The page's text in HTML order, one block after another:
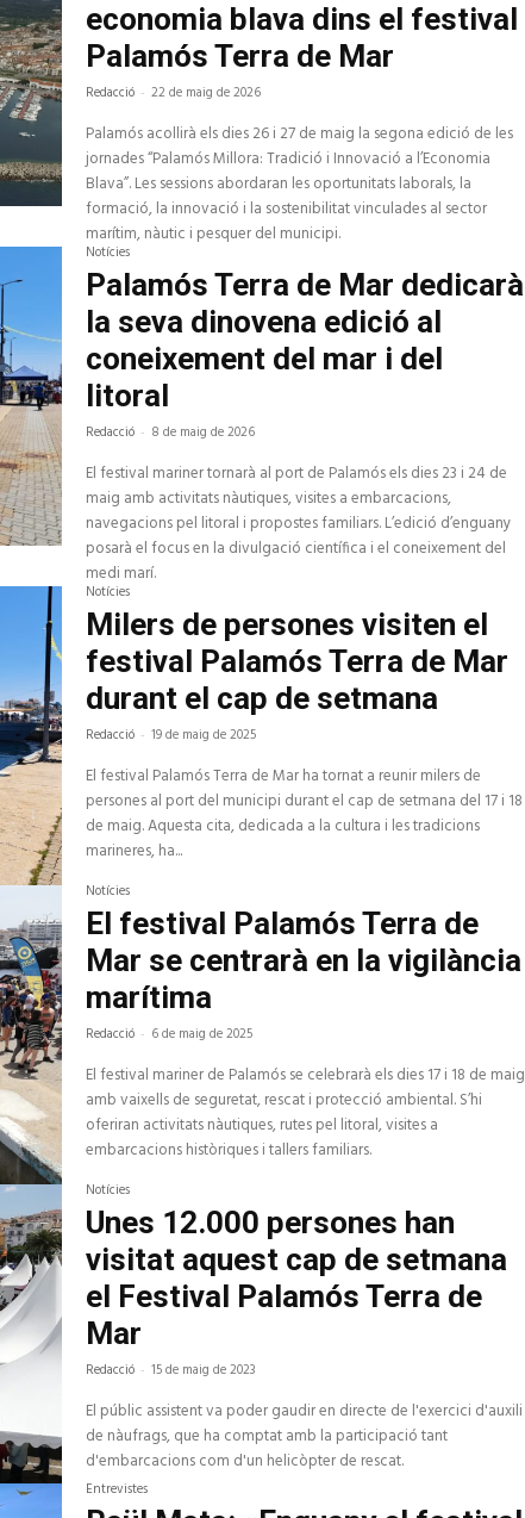
economia blava dins el festival
Palamós Terra de Mar
Redacció - 22 de maig de 2026
Palamós acollirà els dies 26 i 27 de maig la segona edició de les
jornades “Palamós Millora: Tradició i Innovació a l’Economia
Blava”. Les sessions abordaran les oportunitats laborals, la
formació, la innovació i la sostenibilitat vinculades al sector
marítim, nàutic i pesquer del municipi.
Notícies
Palamós Terra de Mar dedicarà
la seva dinovena edició al
coneixement del mar i del
litoral
Redacció - 8 de maig de 2026
El festival mariner tornarà al port de Palamós els dies 23 i 24 de
maig amb activitats nàutiques, visites a embarcacions,
navegacions pel litoral i propostes familiars. L’edició d’enguany
posarà el focus en la divulgació científica i el coneixement del
medi marí.
Notícies
Milers de persones visiten el
festival Palamós Terra de Mar
durant el cap de setmana
Redacció - 19 de maig de 2025
El festival Palamós Terra de Mar ha tornat a reunir milers de
persones al port del municipi durant el cap de setmana del 17 i 18
de maig. Aquesta cita, dedicada a la cultura i les tradicions
marineres, ha...
Notícies
El festival Palamós Terra de
Mar se centrarà en la vigilància
marítima
Redacció - 6 de maig de 2025
El festival mariner de Palamós se celebrarà els dies 17 i 18 de maig
amb vaixells de seguretat, rescat i protecció ambiental. S’hi
oferiran activitats nàutiques, rutes pel litoral, visites a
embarcacions històriques i tallers familiars.
Notícies
Unes 12.000 persones han
visitat aquest cap de setmana
el Festival Palamós Terra de
Mar
Redacció - 15 de maig de 2023
El públic assistent va poder gaudir en directe de l'exercici d'auxili
de nàufrags, que ha comptat amb la participació tant
d'embarcacions com d'un helicòpter de rescat.
Entrevistes